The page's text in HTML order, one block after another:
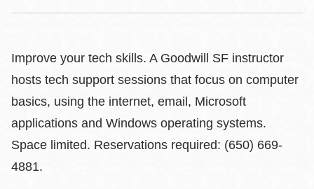
Improve your tech skills. A Goodwill SF instructor
hosts tech support sessions that focus on computer
basics, using the internet, email, Microsoft
applications and Windows operating systems.
Space limited. Reservations required: (650) 669-
4881.